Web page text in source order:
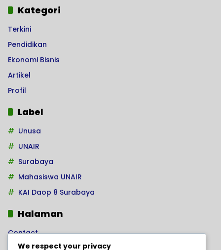
Kategori
Terkini
Pendidikan
Ekonomi Bisnis
Artikel
Profil
Label
Unusa
UNAIR
Surabaya
Mahasiswa UNAIR
KAI Daop 8 Surabaya
Halaman
Contact
Home
We respect your privacy